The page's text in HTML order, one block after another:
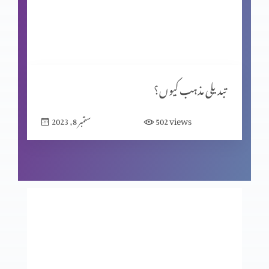
ماضی کی داستان
ایک مسیحی کون ہے؟
تبدیلی مذہب کیوں؟
ستمبر 8, 2023 502views